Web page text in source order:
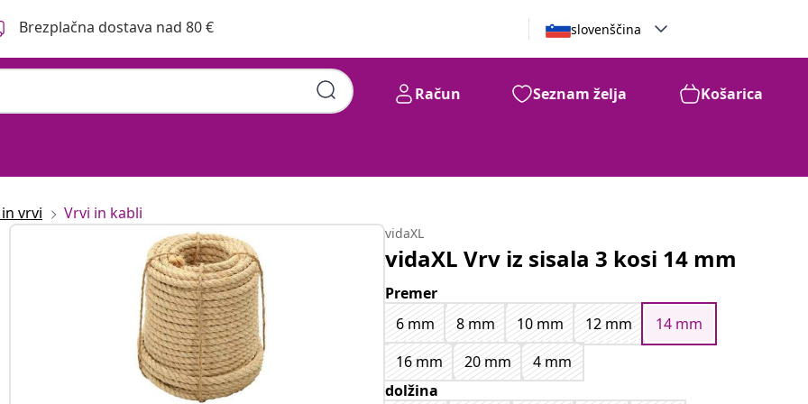
Brezplačna dostava nad 80 € slovenščina
Račun Seznam želja Košarica
vrvi Vrvi in kabli
vidaXL
vidaXL Vrv iz sisala 3 kosi 14 mm
Premer
6 mm
8 mm 10 mm 12 mm
14 mm
16 mm
20 mm
4 mm
dolžina